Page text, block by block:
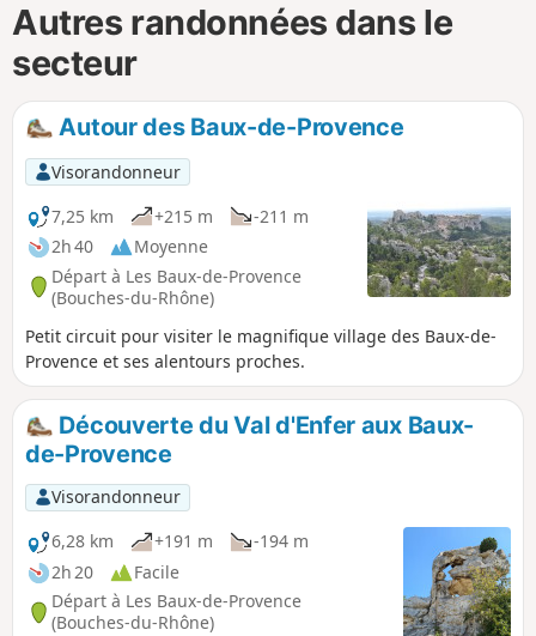
Autres randonnées dans le
secteur
Autour des Baux-de-Provence
Visorandonneur
7,25 km
+215 m
-211 m
2h 40
Moyenne
Départ à Les Baux-de-Provence
(Bouches-du-Rhône)
Petit circuit pour visiter le magnifique village des Baux-de-
Provence et ses alentours proches.
Découverte du Val d'Enfer aux Baux-
de-Provence
Visorandonneur
6,28 km
+191 m
-194 m
2h 20
Facile
Départ à Les Baux-de-Provence
(Bouches-du-Rhône)